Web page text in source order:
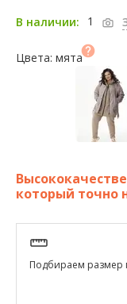
В наличии: 1
Цвета: мята
который точно
Подбираем размер